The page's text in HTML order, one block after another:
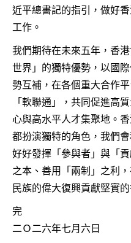
近平總書記的指引，做好
工作。
我們期待在未來五年，香
世界」的獨特優勢，以國
勢互補，在各個重大合作
「軟聯通」，共同促進高
心與高水平人才集聚地。
都扮演獨特的角色，我們
好好發揮「參與者」與「
之本、善用「兩制」之利
民族的偉大復興貢獻堅實的
完
二Ｏ二六年七月六日